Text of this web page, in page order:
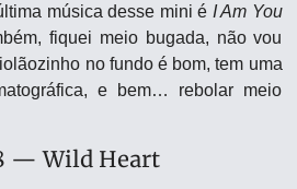
música desse mini é I Am You
fiquei meio bugada, não vou
no fundo é bom, tem uma
e bem… rebolar meio
— Wild Heart